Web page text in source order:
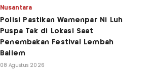
Nusantara
Polisi Pastikan Wamenpar Ni Luh
Puspa Tak di Lokasi Saat
Penembakan Festival Lembah
Baliem
08 Agustus 2026